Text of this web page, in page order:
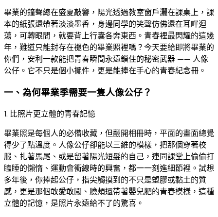
​畢業的鐘聲總在盛夏敲響，陽光透過教室窗戶灑在課桌上，課
本的紙張還帶著淡淡墨香，身邊同學的笑聲仿佛還在耳畔迴
蕩，可轉眼間，就要背上行囊各奔東西。青春裡最閃耀的這幾
年，難道只能封存在褪色的畢業照裡嗎？今天要給即將畢業的
你們，安利一款能把青春瞬間永遠鎖住的秘密武器 —— 人像
公仔。它不只是個小擺件，更是能捧在手心的青春紀念冊。​
一、為何畢業季需要一隻人像公仔？​
1. 比照片更立體的青春記憶​
畢業照是每個人的必備收藏，但翻開相冊時，平面的畫面總覺
得少了點溫度。人像公仔卻能以三維的模樣，把那個穿著校
服、扎著馬尾、或是留著陽光短髮的自己，連同課堂上偷偷打
瞌睡的懶惰、運動會衝線時的興奮，都一一刻進細節裡。試想
多年後，你捧起公仔，指尖觸摸到的不只是塑膠或黏土的質
感，更是那個敢愛敢闖、臉頰還帶著嬰兒肥的青春模樣，這種
立體的記憶，是照片永遠給不了的驚喜。​